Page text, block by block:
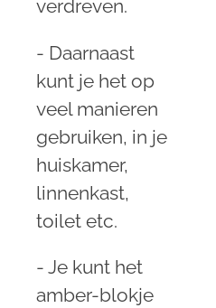
verdreven.
- Daarnaast
kunt je het op
veel manieren
gebruiken, in je
huiskamer,
linnenkast,
toilet etc.
- Je kunt het
amber-blokje